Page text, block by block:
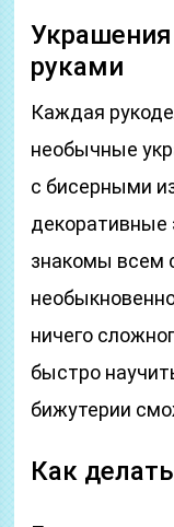
руками
Каждая
необычные
с бисерными
декоративные
знакомы всем
ничего
быстро
бижутерии
Как